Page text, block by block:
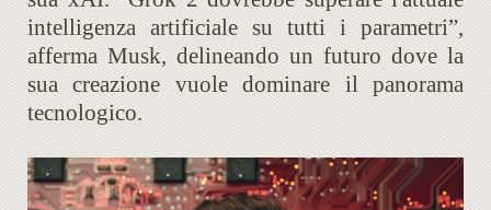
intelligenza artificiale su tutti i parametri”,
afferma Musk, delineando un futuro dove la
sua creazione vuole dominare il panorama
tecnologico.